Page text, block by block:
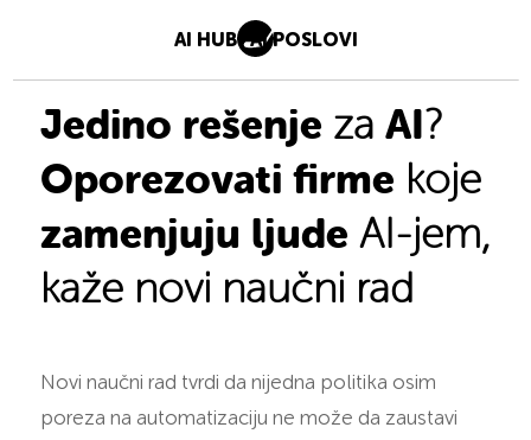
AI HUB AI POSLOVI
Jedino rešenje za AI?
Oporezovati firme koje
zamenjuju ljude AI-jem,
kaže novi naučni rad
Novi naučni rad tvrdi da nijedna politika osim
poreza na automatizaciju ne može da zaustavi